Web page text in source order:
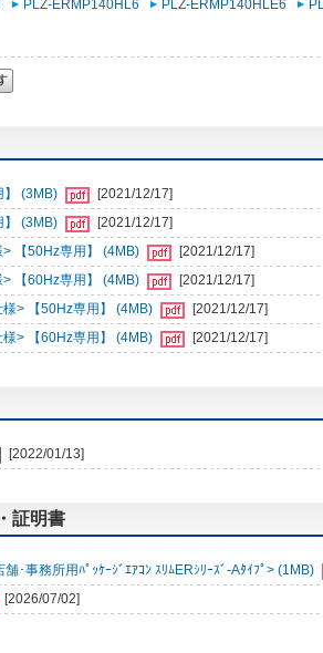
PLZ-ERMP140HL6 PLZ-ERMP140HLE6
】 (3MB)
[2021/12/17]
】 (3MB)
[2021/12/17]
【50Hz専用】 (4MB)
[2021/12/17]
【60Hz専用】 (4MB)
[2021/12/17]
> 【50Hz専用】 (4MB)
[2021/12/17]
> 【60Hz専用】 (4MB)
[2021/12/17]
[2022/01/13]
証明書
･事務所用ﾊﾟｯｹｰｼﾞｴｱｺﾝ ｽﾘﾑERｼﾘｰｽﾞ-Aﾀｲﾌﾟ> (1MB)
[2026/07/02]